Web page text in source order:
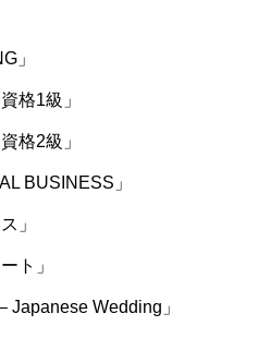
」
格1級」
格2級」
BUSINESS」
」
ト」
Japanese Wedding」